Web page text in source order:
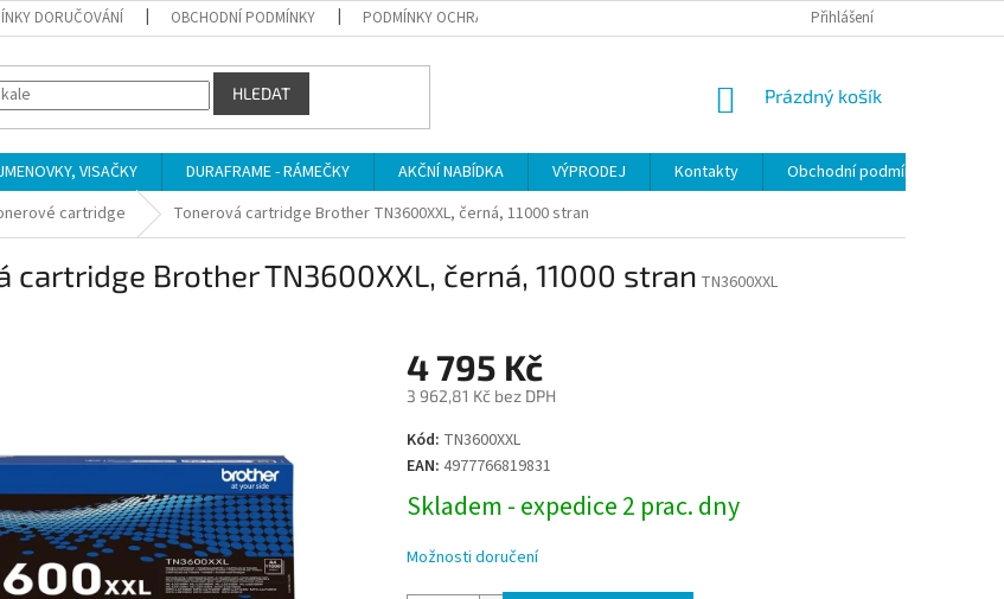
DORUČOVÁNÍ OBCHODNÍ PODMÍNKY PODMÍNKY OCHRANY OSOBNÍCH ÚDAJŮ Přihlášení
HLEDAT
NÁKUPNÍ
Prázdný košík
VISAČKY DURAFRAME - RÁMEČKY AKČNÍ NABÍDKA VÝPRODEJ Kontakty
Obchodní podmínky
cartridge Tonerová cartridge Brother TN3600XXL, černá, 11000 stran
cartridge Brother TN3600XXL, černá, 11000 stran TN3600XXL
4 795 Kč
3 962,81 Kč bez DPH
Měrná
cena:
Kód: TN3600XXL
EAN: 4977766819831
Skladem - expedice 2 prac. dny
Možnosti doručení